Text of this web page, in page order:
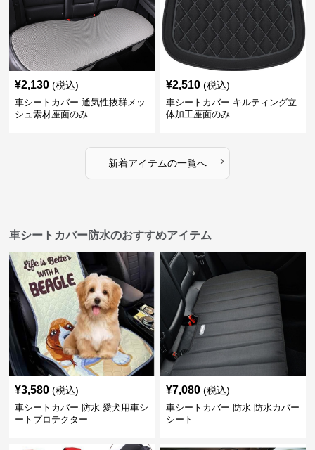
¥2,130 (税込)
車シートカバー 通気性抜群メッ
シュ素材座面のみ
¥2,510 (税込)
車シートカバー キルティング立
体加工座面のみ
新着アイテムの一覧へ ›
車シートカバー防水のおすすめアイテム
¥3,580 (税込)
車シートカバー 防水 愛犬用車シ
ートプロテクター
¥7,080 (税込)
車シートカバー 防水 防水カバー
シート